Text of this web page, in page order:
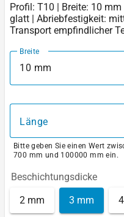
Profil: T10 | Breite: 10
glatt | Abriebfestigkeit:
Transport empfindlicher
Breite
10 mm
Länge
Bitte geben Sie einen Wert
700 mm und 100000 mm ein.
Beschichtungsdicke
2 mm 3 mm